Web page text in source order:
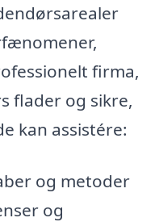
firma,
flader og sikre,
kan assistére:
og metoder
og